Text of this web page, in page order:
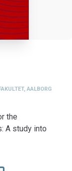
AALBORG
the
A study into
that can